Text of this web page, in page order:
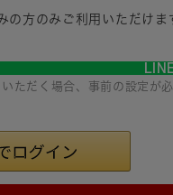
の方のみご利用いただけま
ただく場合、事前の設定が